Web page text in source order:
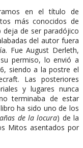
en el título de
más conocidos de
deja de ser paradójico
del autor fuera
Fue August Derleth,
permiso, lo envió a
siendo a la postre el
Las posteriores
y lugares nunca
terminaba de estar
ha sido uno de los
de la locura) de la
Mitos asentados por